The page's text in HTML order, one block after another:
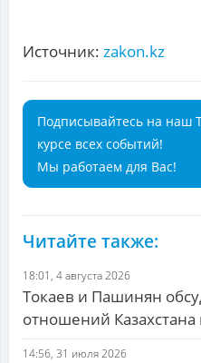
Источник: zakon.kz
Подписывайтесь на наш
курсе всех событий!
Мы работаем для Вас!
Читайте также:
18:01, 4 августа 2026
Токаев и Пашинян
отношений
14:56, 31 июля 2026